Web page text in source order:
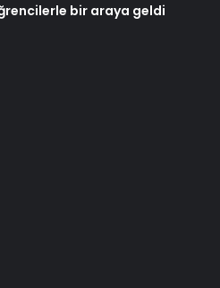
bir araya geldi